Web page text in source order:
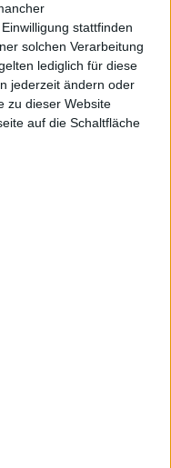
stattfinden
solchen Verarbeitung
lediglich für diese
jederzeit ändern oder
zu dieser Website
auf die Schaltfläche
8/10